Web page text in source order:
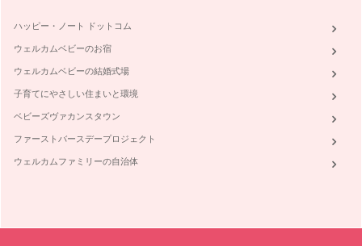
ハッピー・ノート ドットコム
ウェルカムベビーのお宿
ウェルカムベビーの結婚式場
子育てにやさしい住まいと環境
ベビーズヴァカンスタウン
ファーストバースデープロジェクト
ウェルカムファミリーの自治体